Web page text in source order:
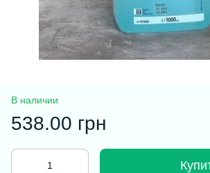
В наличии
538.00 грн